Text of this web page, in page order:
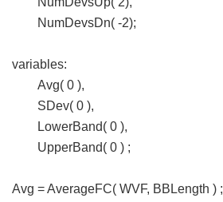
NumDevsDn( -2);
variables:
Avg( 0 ),
SDev( 0 ),
LowerBand( 0 ),
UpperBand( 0 ) ;
Avg = AverageFC( WVF, BBLength ) ;